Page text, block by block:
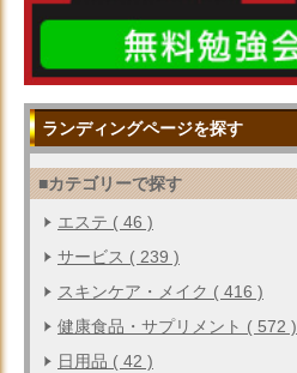
ランディングページを探す
■カテゴリーで探す
エステ ( 46 )
サービス ( 239 )
スキンケア・メイク ( 416 )
健康食品・サプリメント ( 572 )
日用品 ( 42 )